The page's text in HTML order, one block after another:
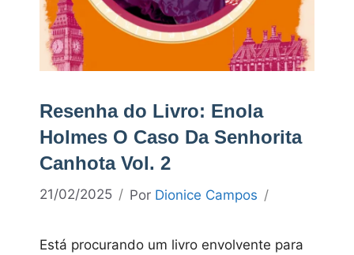
Resenha do Livro: Enola
Holmes O Caso Da Senhorita
Canhota Vol. 2
21/02/2025 Por Dionice Campos
Está procurando um livro envolvente para